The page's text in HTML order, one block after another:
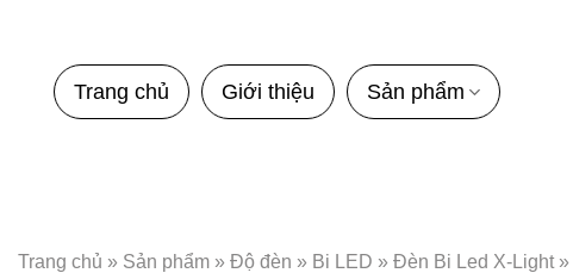
Trang chủ Giới thiệu Sản phẩm
Trang chủ » Sản phẩm » Độ đèn » Bi LED » Đèn Bi Led X-Light »